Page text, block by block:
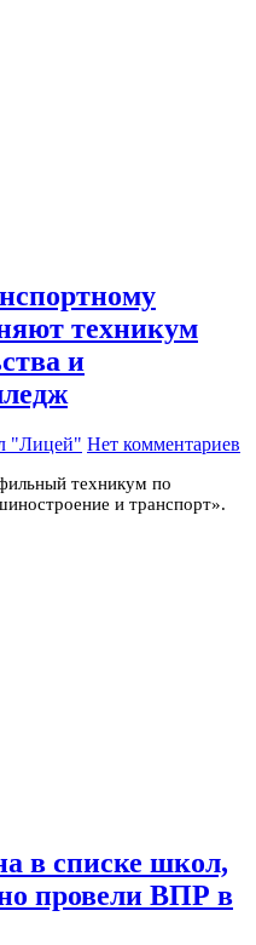
техникум
и
"Лицей" Нет комментариев
техникум по
и транспорт».
в списке школ,
провели ВПР в